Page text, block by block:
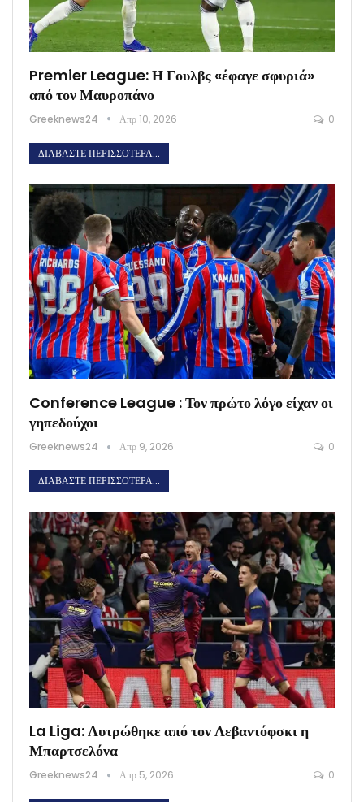
Premier League: Η Γουλβς «έφαγε σφυριά»
από τον Μαυροπάνο
Greeknews24 Απρ 10, 2026 0
ΔΙΑΒΆΣΤΕ ΠΕΡΙΣΣΌΤΕΡΑ...
Conference League : Τον πρώτο λόγο είχαν οι
γηπεδούχοι
Greeknews24 Απρ 9, 2026 0
ΔΙΑΒΆΣΤΕ ΠΕΡΙΣΣΌΤΕΡΑ...
La Liga: Λυτρώθηκε από τον Λεβαντόφσκι η
Μπαρτσελόνα
Greeknews24 Απρ 5, 2026 0